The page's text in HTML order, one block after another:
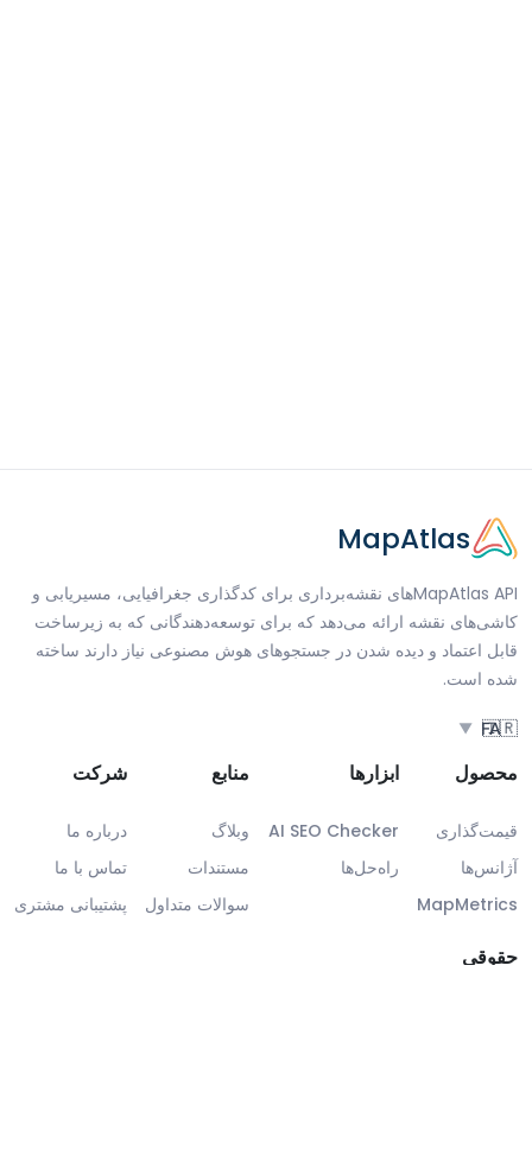
MapAtlas
MapAtlas APIهای نقشه‌برداری برای کدگذاری جغرافیایی، مسیریابی و
کاشی‌های نقشه ارائه می‌دهد که برای توسعه‌دهندگانی که به زیرساخت
قابل اعتماد و دیده شدن در جستجوهای هوش مصنوعی نیاز دارند ساخته
شده است.
🇮🇷
FA
▼
محصول
قیمت‌گذاری
آژانس‌ها
MapMetrics
ابزارها
AI SEO Checker
راه‌حل‌ها
منابع
وبلاگ
مستندات
سوالات متداول
شرکت
درباره ما
تماس با ما
پشتیبانی مشتری
حقوقی